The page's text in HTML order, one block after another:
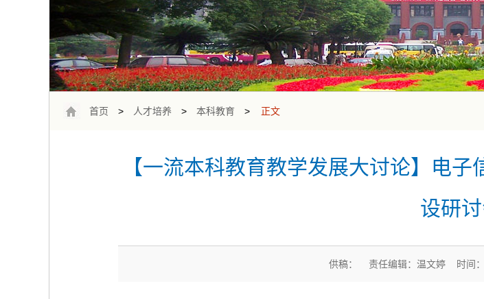
首页 > 人才培养 > 本科教育 > 正文
【一流本科教育教学发展大讨论】电
设研
供稿： 责任编辑：温文婷 时间